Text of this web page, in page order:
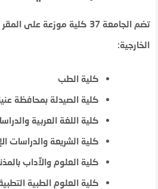
تضم الجامعة 37 كلية موزعة
الخارجية:
كلية الطب
كلية الصيدلة بمحافظة
كلية اللغة العربية
كلية الشريعة والدراسات
كلية العلوم والآداب
كلية العلوم الطبية